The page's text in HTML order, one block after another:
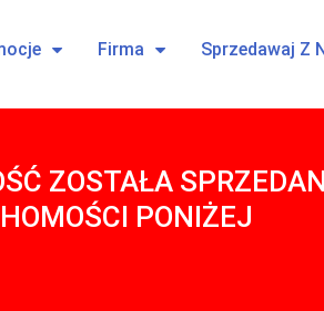
Firma Sprzedawaj Z
ZOSTAŁA
PONIŻEJ